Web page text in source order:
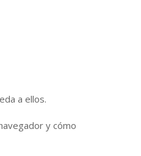
a ellos.
y cómo